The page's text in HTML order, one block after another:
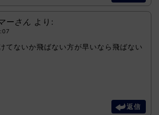
ーさん より:
てないか飛ばない方が早いなら飛ばない
返信